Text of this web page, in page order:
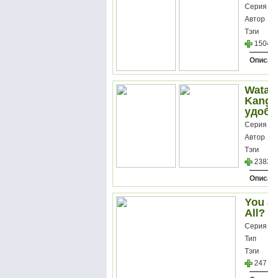
Серия
Автор
Тэги
Серия
Автор
Тэги
You
All?
Серия
Тип
Тэги
247